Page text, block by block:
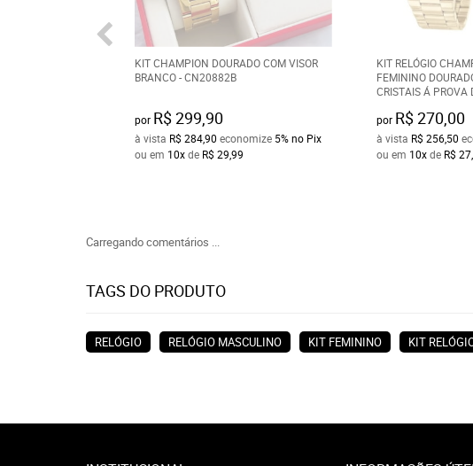
KIT CHAMPION DOURADO COM VISOR
BRANCO - CN20882B
por R$ 299,90
à vista R$ 284,90 economize 5%no Pix
ou em 10xde R$ 29,99
KIT RELÓGIO
FEMININO
CRISTAIS Á
por R$ 270,00
à vista R$ 256,50
ou em 10xde R$
Carregando comentários ...
TAGS DO PRODUTO
RELÓGIO RELÓGIO MASCULINO KIT FEMININO KIT